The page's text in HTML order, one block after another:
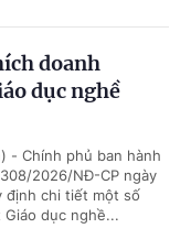
doanh
dục nghề
- Chính phủ ban hành
2026/NĐ-CP ngày
định chi tiết một số
Giáo dục nghề...